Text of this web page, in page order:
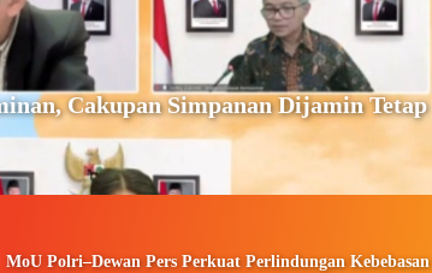
Cakupan Simpanan Dijamin Tetap
MoU Polri–Dewan Pers Perkuat Perlindungan Kebebasan